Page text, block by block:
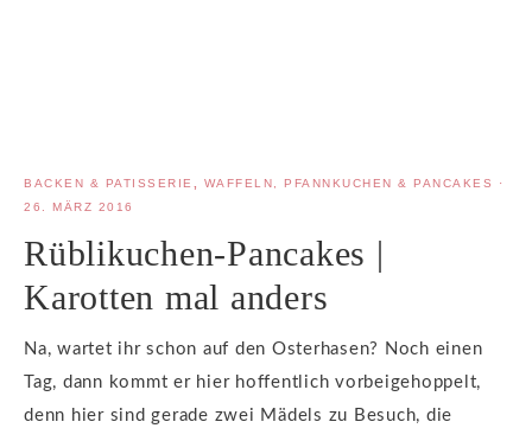
BACKEN & PATISSERIE, WAFFELN, PFANNKUCHEN & PANCAKES
·
26. MÄRZ 2016
Rüblikuchen-Pancakes |
Karotten mal anders
Na, wartet ihr schon auf den Osterhasen? Noch einen
Tag, dann kommt er hier hoffentlich vorbeigehoppelt,
denn hier sind gerade zwei Mädels zu Besuch, die